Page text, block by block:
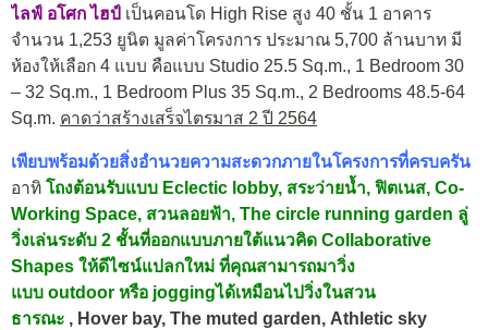
ไลฟ์ อโศก ไฮป์ เป็นคอนโด High Rise สูง 40 ชั้น 1 อาคาร
จำนวน 1,253 ยูนิต มูลค่าโครงการ ประมาณ 5,700 ล้านบาท มี
ห้องให้เลือก 4 แบบ คือแบบ Studio 25.5 Sq.m., 1 Bedroom 30
– 32 Sq.m., 1 Bedroom Plus 35 Sq.m., 2 Bedrooms 48.5-64
Sq.m. คาดว่าสร้างเสร็จไตรมาส 2 ปี 2564
เพียบพร้อมด้วยสิ่งอำนวยความสะดวกภายในโครงการที่ครบครัน
อาทิ โถงต้อนรับแบบ Eclectic lobby, สระว่ายน้ำ, ฟิตเนส, Co-
Working Space, สวนลอยฟ้า, The circle running garden ลู่
วิ่งเล่นระดับ 2 ชั้นที่ออกแบบภายใต้แนวคิด Collaborative
Shapes ให้ดีไซน์แปลกใหม่ ที่คุณสามารถมาวิ่ง
แบบ outdoor หรือ joggingได้เหมือนไปวิ่งในสวน
ธารณะ , Hover bay, The muted garden, Athletic sky